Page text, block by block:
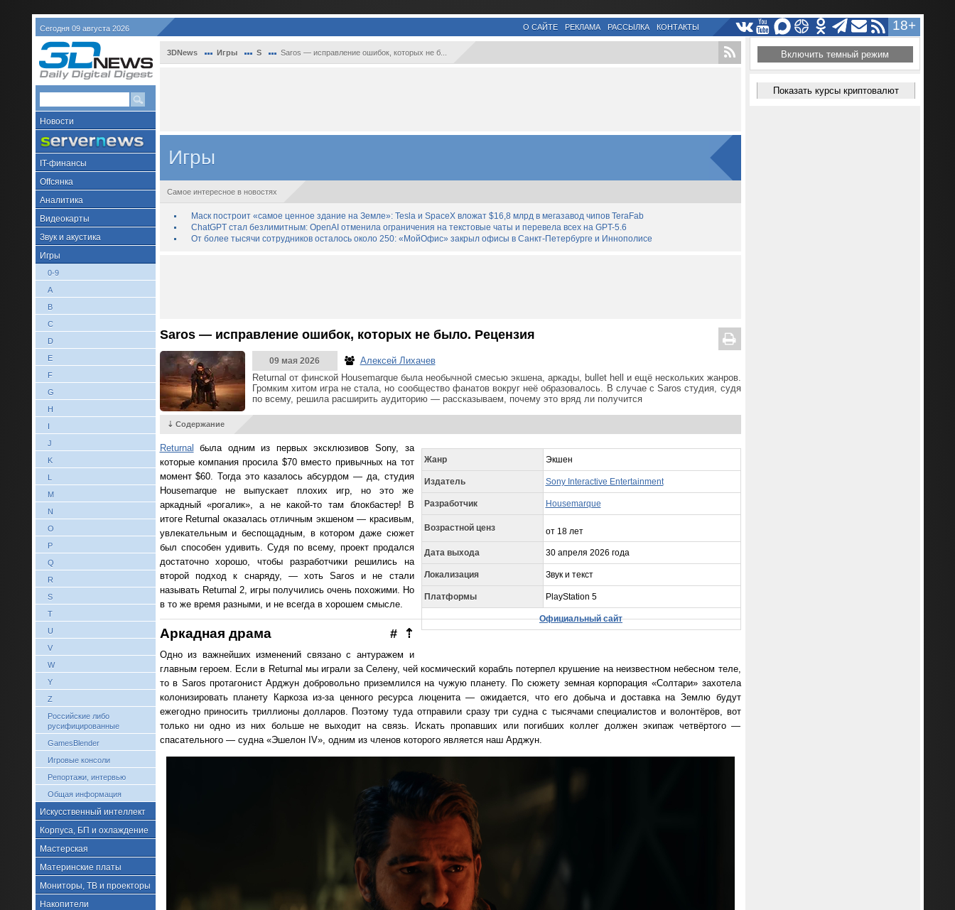
Сегодня 09 августа 2026 18+
О САЙТЕ РЕКЛАМА РАССЫЛКА КОНТАКТЫ
Новости
IT-финансы
Offсянка
Аналитика
Видеокарты
Звук и акустика
Игры
0-9
A
B
C
D
E
F
G
H
I
J
K
L
M
N
O
P
Q
R
S
T
U
V
W
Y
Z
Российские либо
русифицированные
GamesBlender
Игровые консоли
Репортажи, интервью
Общая информация
Искусственный интеллект
Корпуса, БП и охлаждение
Мастерская
Материнские платы
Мониторы, ТВ и проекторы
Накопители
3DNews Игры S Saros — исправление ошибок, которых не б...
Игры
Самое интересное в новостях
Маск построит «самое ценное здание на Земле»: Tesla и SpaceX вложат $16,8 млрд в мегазавод чипов TeraFab
ChatGPT стал безлимитным: OpenAI отменила ограничения на текстовые чаты и перевела всех на GPT-5.6
От более тысячи сотрудников осталось около 250: «МойОфис» закрыл офисы в Санкт-Петербурге и Иннополисе
Saros — исправление ошибок, которых не было. Рецензия
09 мая 2026
Алексей Лихачев
Returnal от финской Housemarque была необычной смесью экшена, аркады, bullet hell и ещё нескольких жанров.
Громким хитом игра не стала, но сообщество фанатов вокруг неё образовалось. В случае с Saros студия, судя
по всему, решила расширить аудиторию — рассказываем, почему это вряд ли получится
⇣ Содержание
Жанр Экшен
Издатель Sony Interactive Entertainment
Разработчик Housemarque
Возрастной ценз от 18 лет
Дата выхода 30 апреля 2026 года
Локализация Звук и текст
Платформы PlayStation 5
Официальный сайт
Returnal была одним из первых эксклюзивов Sony, за
которые компания просила $70 вместо привычных на тот
момент $60. Тогда это казалось абсурдом — да, студия
Housemarque не выпускает плохих игр, но это же
аркадный «рогалик», а не какой-то там блокбастер! В
итоге Returnal оказалась отличным экшеном — красивым,
увлекательным и беспощадным, в котором даже сюжет
был способен удивить. Судя по всему, проект продался
достаточно хорошо, чтобы разработчики решились на
второй подход к снаряду, — хоть Saros и не стали
называть Returnal 2, игры получились очень похожими. Но
в то же время разными, и не всегда в хорошем смысле.
⇡
#
Аркадная драма
Одно из важнейших изменений связано с антуражем и
главным героем. Если в Returnal мы играли за Селену, чей космический корабль потерпел крушение на неизвестном небесном теле,
то в Saros протагонист Арджун добровольно приземлился на чужую планету. По сюжету земная корпорация «Солтари» захотела
колонизировать планету Каркоза из-за ценного ресурса люценита — ожидается, что его добыча и доставка на Землю будут
ежегодно приносить триллионы долларов. Поэтому туда отправили сразу три судна с тысячами специалистов и волонтёров, вот
только ни одно из них больше не выходит на связь. Искать пропавших или погибших коллег должен экипаж четвёртого —
спасательного — судна «Эшелон IV», одним из членов которого является наш Арджун.
Включить темный режим
Показать курсы криптовалют